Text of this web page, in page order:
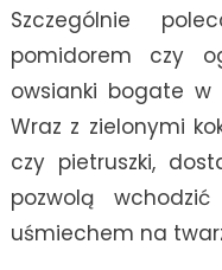
Szczególnie
pomidorem czy
owsianki bogate w
Wraz z zielonymi
czy pietruszki,
pozwolą
uśmiechem na